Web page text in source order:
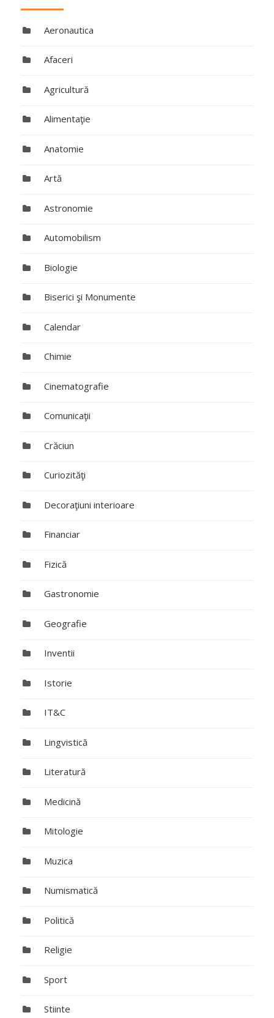
Aeronautica
Afaceri
Agricultură
Alimentaţie
Anatomie
Artă
Astronomie
Automobilism
Biologie
Biserici şi Monumente
Calendar
Chimie
Cinematografie
Comunicaţii
Crăciun
Curiozităţi
Decoraţiuni interioare
Financiar
Fizică
Gastronomie
Geografie
Inventii
Istorie
IT&C
Lingvistică
Literatură
Medicină
Mitologie
Muzica
Numismatică
Politică
Religie
Sport
Stiinte